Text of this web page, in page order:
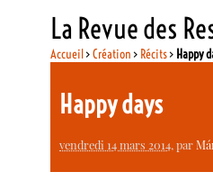
La Revue des
Accueil>Création > Récits> Happy
Happy days
vendredi 14 mars 2014, par